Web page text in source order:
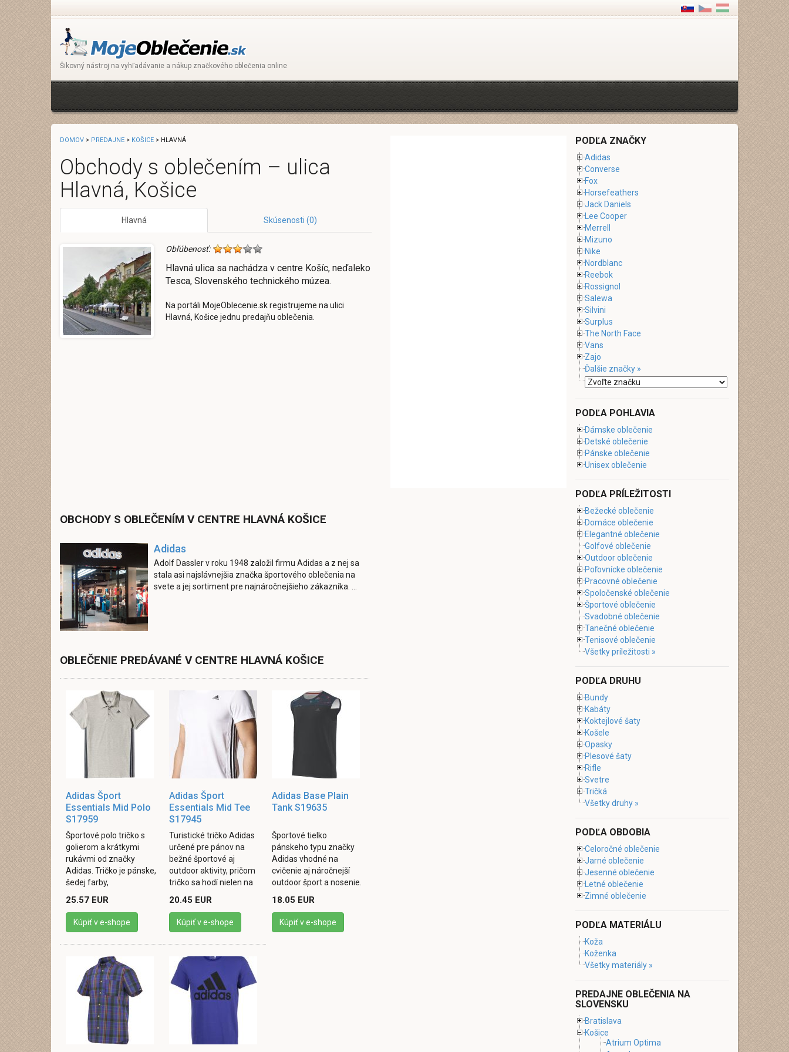
Šikovný nástroj na vyhľadávanie a nákup značkového oblečenia online
DOMOV > PREDAJNE > KOŠICE > HLAVNÁ
Obchody s oblečením – ulica
Hlavná, Košice
Hlavná Skúsenosti (0)
Obľúbenosť:
Hlavná ulica sa nachádza v centre Košíc, neďaleko
Tesca, Slovenského technického múzea.
Na portáli MojeOblecenie.sk registrujeme na ulici
Hlavná, Košice jednu predajňu oblečenia.
OBCHODY S OBLEČENÍM V CENTRE HLAVNÁ KOŠICE
Adidas
Adolf Dassler v roku 1948 založil firmu Adidas a z nej sa
stala asi najslávnejšia značka športového oblečenia na
svete a jej sortiment pre najnáročnejšieho zákazníka. ...
OBLEČENIE PREDÁVANÉ V CENTRE HLAVNÁ KOŠICE
Adidas Šport
Essentials Mid Polo
S17959
Športové polo tričko s
golierom a krátkymi
rukávmi od značky
Adidas. Tričko je pánske,
šedej farby,
tmavej farby po bokoch
a menším logom
vpredu. Je ...
25.57 EUR
Kúpiť v e-shope
Adidas Šport
Essentials Mid Tee
S17945
Turistické tričko Adidas
určené pre pánov na
bežné športové aj
outdoor aktivity, pričom
tričko sa hodí nielen na
športové využitie. Vďaka
20.45 EUR
Kúpiť v e-shope
Adidas Base Plain
Tank S19635
Športové tielko
pánskeho typu značky
Adidas vhodné na
cvičenie aj náročnejší
outdoor šport a nosenie.
ClimaLite ®, ktorý
pomáha odparovať
vlhkosť a ...
18.05 EUR
Kúpiť v e-shope
PODĽA ZNAČKY
Adidas
Converse
Fox
Horsefeathers
Jack Daniels
Lee Cooper
Merrell
Mizuno
Nike
Nordblanc
Reebok
Rossignol
Salewa
Silvini
Surplus
The North Face
Vans
Zajo
Ďalšie značky »
PODĽA POHLAVIA
Dámske oblečenie
Detské oblečenie
Pánske oblečenie
Unisex oblečenie
PODĽA PRÍLEŽITOSTI
Bežecké oblečenie
Domáce oblečenie
Elegantné oblečenie
Golfové oblečenie
Outdoor oblečenie
Poľovnícke oblečenie
Pracovné oblečenie
Spoločenské oblečenie
Športové oblečenie
Svadobné oblečenie
Tanečné oblečenie
Tenisové oblečenie
Všetky príležitosti »
PODĽA DRUHU
Bundy
Kabáty
Koktejlové šaty
Košele
Opasky
Plesové šaty
Rifle
Svetre
Tričká
Všetky druhy »
PODĽA OBDOBIA
Celoročné oblečenie
Jarné oblečenie
Jesenné oblečenie
Letné oblečenie
Zimné oblečenie
PODĽA MATERIÁLU
Koža
Koženka
Všetky materiály »
PREDAJNE OBLEČENIA NA
SLOVENSKU
Bratislava
Košice
Atrium Optima